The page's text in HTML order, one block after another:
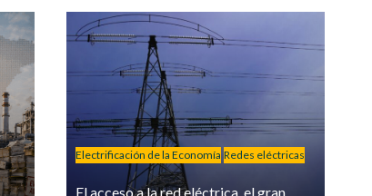
Electrificación de la Economía Redes eléctricas
El acceso a la red eléctrica, el gran